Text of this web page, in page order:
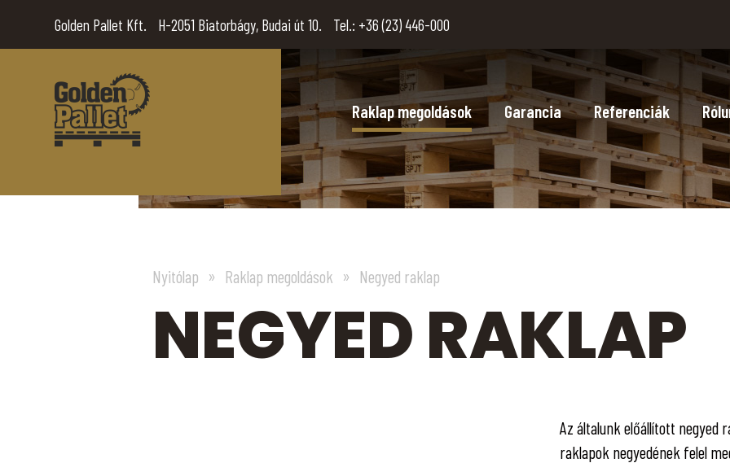
Golden Pallet Kft. H-2051 Biatorbágy, Budai út 10. Tel.: +36 (23) 446-000
Raklap megoldások Garancia Referenciák
Nyitólap Raklap megoldások Negyed raklap
NEGYED RAKLAP
Az általunk előállított negyed
raklapok negyedének felel